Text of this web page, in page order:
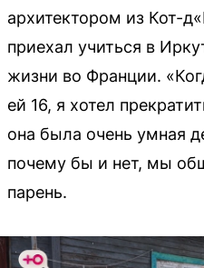
архитектором из Кот-
приехал учиться в
жизни во Франции.
ей 16, я хотел
она была очень умная
почему бы и нет, мы
парень.